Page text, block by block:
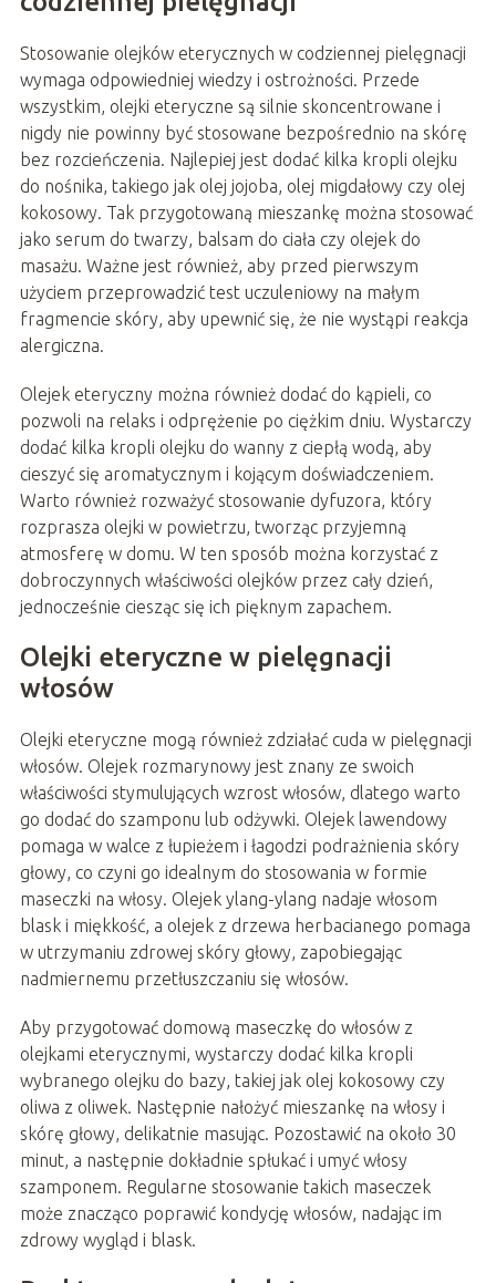
Stosowanie olejków eterycznych w codziennej pielęgnacji
wymaga odpowiedniej wiedzy i ostrożności. Przede
wszystkim, olejki eteryczne są silnie skoncentrowane i
nigdy nie powinny być stosowane bezpośrednio na skórę
bez rozcieńczenia. Najlepiej jest dodać kilka kropli olejku
do nośnika, takiego jak olej jojoba, olej migdałowy czy olej
kokosowy. Tak przygotowaną mieszankę można stosować
jako serum do twarzy, balsam do ciała czy olejek do
masażu. Ważne jest również, aby przed pierwszym
użyciem przeprowadzić test uczuleniowy na małym
fragmencie skóry, aby upewnić się, że nie wystąpi reakcja
alergiczna.
Olejek eteryczny można również dodać do kąpieli, co
pozwoli na relaks i odprężenie po ciężkim dniu. Wystarczy
dodać kilka kropli olejku do wanny z ciepłą wodą, aby
cieszyć się aromatycznym i kojącym doświadczeniem.
Warto również rozważyć stosowanie dyfuzora, który
rozprasza olejki w powietrzu, tworząc przyjemną
atmosferę w domu. W ten sposób można korzystać z
dobroczynnych właściwości olejków przez cały dzień,
jednocześnie ciesząc się ich pięknym zapachem.
Olejki eteryczne w pielęgnacji
włosów
Olejki eteryczne mogą również zdziałać cuda w pielęgnacji
włosów. Olejek rozmarynowy jest znany ze swoich
właściwości stymulujących wzrost włosów, dlatego warto
go dodać do szamponu lub odżywki. Olejek lawendowy
pomaga w walce z łupieżem i łagodzi podrażnienia skóry
głowy, co czyni go idealnym do stosowania w formie
maseczki na włosy. Olejek ylang-ylang nadaje włosom
blask i miękkość, a olejek z drzewa herbacianego pomaga
w utrzymaniu zdrowej skóry głowy, zapobiegając
nadmiernemu przetłuszczaniu się włosów.
Aby przygotować domową maseczkę do włosów z
olejkami eterycznymi, wystarczy dodać kilka kropli
wybranego olejku do bazy, takiej jak olej kokosowy czy
oliwa z oliwek. Następnie nałożyć mieszankę na włosy i
skórę głowy, delikatnie masując. Pozostawić na około 30
minut, a następnie dokładnie spłukać i umyć włosy
szamponem. Regularne stosowanie takich maseczek
może znacząco poprawić kondycję włosów, nadając im
zdrowy wygląd i blask.